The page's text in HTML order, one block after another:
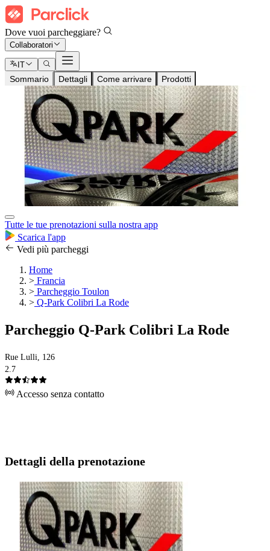
Dove vuoi parcheggiare?
Collaboratori
IT
Sommario Dettagli Come arrivare Prodotti
Tutte le tue prenotazioni sulla nostra app
Scarica l'app
Vedi più parcheggi
Home
> Francia
> Parcheggio Toulon
> Q-Park Colibri La Rode
Parcheggio Q-Park Colibri La Rode
Rue Lulli, 126
2.7
Accesso senza contatto
Dettagli della prenotazione